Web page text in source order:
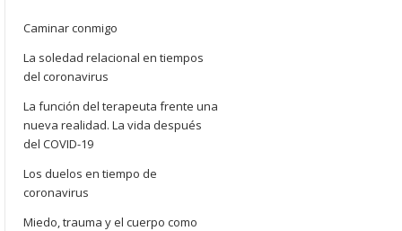
Caminar conmigo
La soledad relacional en tiempos
del coronavirus
La función del terapeuta frente una
nueva realidad. La vida después
del COVID-19
Los duelos en tiempo de
coronavirus
Miedo, trauma y el cuerpo como